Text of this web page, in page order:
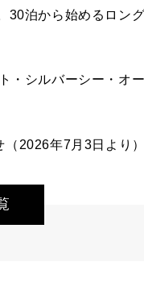
泊から始めるロン
・シルバーシー・オ
2026年7月3日より）